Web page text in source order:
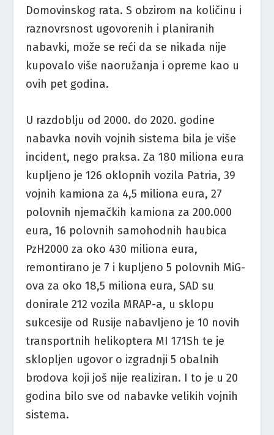
Domovinskog rata. S obzirom na količinu i
raznovrsnost ugovorenih i planiranih
nabavki, može se reći da se nikada nije
kupovalo više naoružanja i opreme kao u
ovih pet godina.
U razdoblju od 2000. do 2020. godine
nabavka novih vojnih sistema bila je više
incident, nego praksa. Za 180 miliona eura
kupljeno je 126 oklopnih vozila Patria, 39
vojnih kamiona za 4,5 miliona eura, 27
polovnih njemačkih kamiona za 200.000
eura, 16 polovnih samohodnih haubica
PzH2000 za oko 430 miliona eura,
remontirano je 7 i kupljeno 5 polovnih MiG-
ova za oko 18,5 miliona eura, SAD su
donirale 212 vozila MRAP-a, u sklopu
sukcesije od Rusije nabavljeno je 10 novih
transportnih helikoptera MI 171Sh te je
sklopljen ugovor o izgradnji 5 obalnih
brodova koji još nije realiziran. I to je u 20
godina bilo sve od nabavke velikih vojnih
sistema.